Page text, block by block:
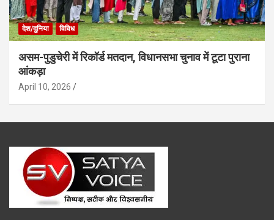
देश/दुनिया विविध
असम-पुडुचेरी में रिकॉर्ड मतदान, विधानसभा चुनाव में टूटा पुराना
आंकड़ा
April 10, 2026